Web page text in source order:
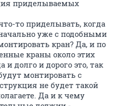
приделываемых
то приделывать, когда
уже с подобными
кран? Да, и по
краны около этих
долго и дорого это, так
монтировать с
не будет такой
Да и к чему